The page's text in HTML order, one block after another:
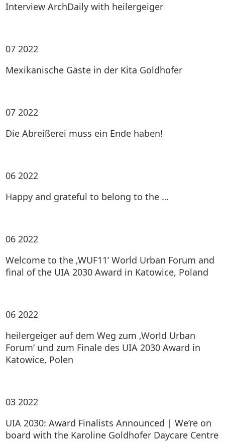
Interview ArchDaily with heilergeiger
07 2022
Mexikanische Gäste in der Kita Goldhofer
07 2022
Die Abreißerei muss ein Ende haben!
06 2022
Happy and grateful to belong to the …
06 2022
Welcome to the ‚WUF11‘ World Urban Forum and
final of the UIA 2030 Award in Katowice, Poland
06 2022
heilergeiger auf dem Weg zum ‚World Urban
Forum‘ und zum Finale des UIA 2030 Award in
Katowice, Polen
03 2022
UIA 2030: Award Finalists Announced | We’re on
board with the Karoline Goldhofer Daycare Centre